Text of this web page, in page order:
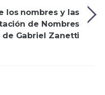
los nombres y las
de Nombres
de Gabriel Zanetti